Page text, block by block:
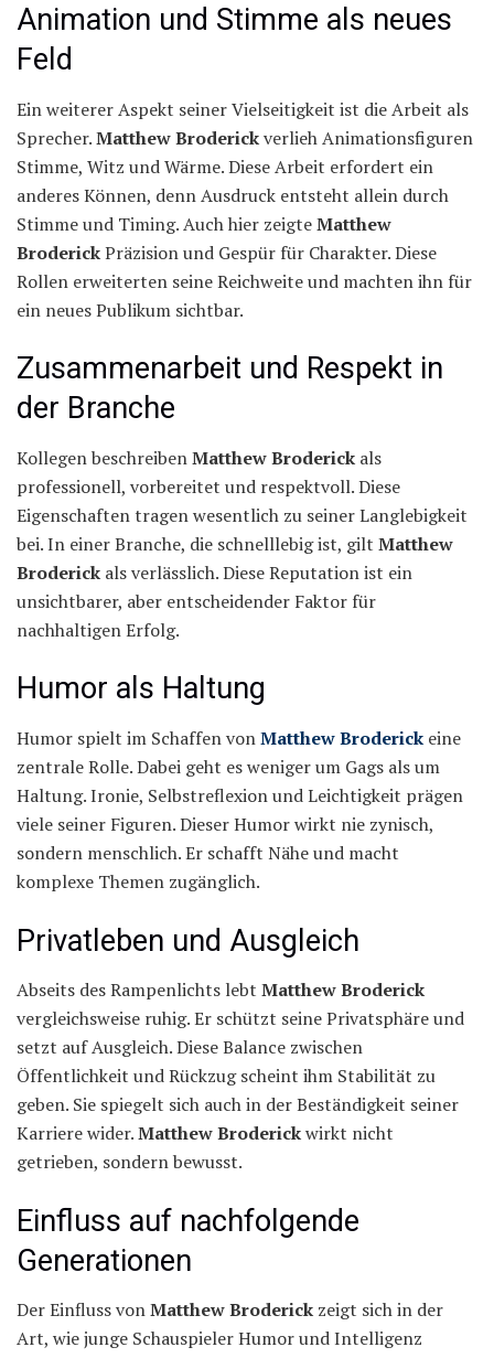
Animation und Stimme als neues
Feld
Ein weiterer Aspekt seiner Vielseitigkeit ist die Arbeit als
Sprecher.Matthew Broderickverlieh Animationsfiguren
Stimme, Witz und Wärme. Diese Arbeit erfordert ein
anderes Können, denn Ausdruck entsteht allein durch
Stimme und Timing. Auch hier zeigteMatthew
BroderickPräzision und Gespür für Charakter. Diese
Rollen erweiterten seine Reichweite und machten ihn für
ein neues Publikum sichtbar.
Zusammenarbeit und Respekt in
der Branche
Kollegen beschreibenMatthew Broderick als
professionell, vorbereitet und respektvoll. Diese
Eigenschaften tragen wesentlich zu seiner Langlebigkeit
bei. In einer Branche, die schnelllebig ist, gilt Matthew
Broderick als verlässlich. Diese Reputation ist ein
unsichtbarer, aber entscheidender Faktor für
nachhaltigen Erfolg.
Humor als Haltung
Humor spielt im Schaffen vonMatthew Broderick eine
zentrale Rolle. Dabei geht es weniger um Gags als um
Haltung. Ironie, Selbstreflexion und Leichtigkeit prägen
viele seiner Figuren. Dieser Humor wirkt nie zynisch,
sondern menschlich. Er schafft Nähe und macht
komplexe Themen zugänglich.
Privatleben und Ausgleich
Abseits des Rampenlichts lebt Matthew Broderick
vergleichsweise ruhig. Er schützt seine Privatsphäre und
setzt auf Ausgleich. Diese Balance zwischen
Öffentlichkeit und Rückzug scheint ihm Stabilität zu
geben. Sie spiegelt sich auch in der Beständigkeit seiner
Karriere wider.Matthew Broderickwirkt nicht
getrieben, sondern bewusst.
Einfluss auf nachfolgende
Generationen
Der Einfluss vonMatthew Broderick zeigt sich in der
Art, wie junge Schauspieler Humor und Intelligenz